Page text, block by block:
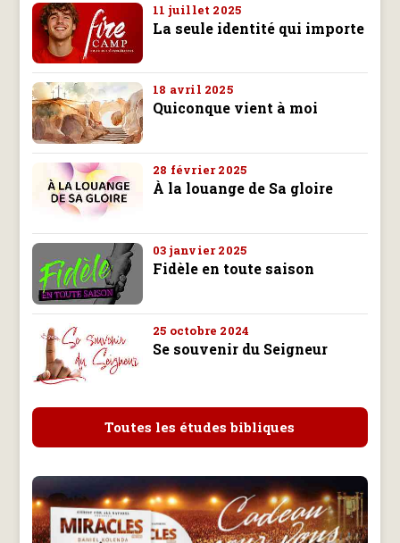
11 juillet 2025
La seule identité qui importe
18 avril 2025
Quiconque vient à moi
28 février 2025
À la louange de Sa gloire
03 janvier 2025
Fidèle en toute saison
25 octobre 2024
Se souvenir du Seigneur
Toutes les études bibliques